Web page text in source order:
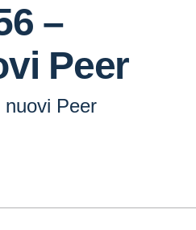
–
Peer
Peer